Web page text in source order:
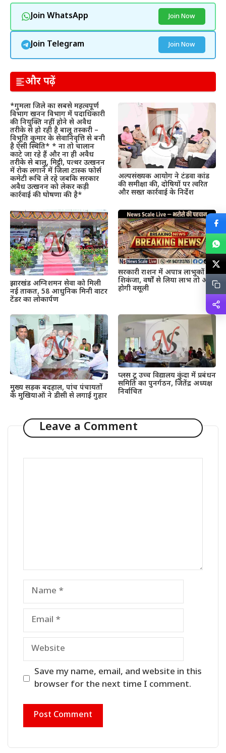
Join WhatsApp Join Now
Join Telegram Join Now
और पढ़ें
*गुमला जिले का सबसे महत्वपूर्ण
विभाग खनन विभाग में पदाधिकारी
की नियुक्ति नहीं होने से अवैध
तरीके से हो रही है बालू तस्करी –
विभूति कुमार के सेवानिवृत्ति से बनी
है ऐसी स्थिति* * ना तो चालान
काटे जा रहे हैं और ना ही अवैध
तरीके से बालू, मिट्टी, पत्थर उत्खनन
में रोक लगाने में जिला टास्क फोर्स
कमेटी रूचि ले रहे जबकि सरकार
अवैध उत्खनन को लेकर कड़ी
कार्रवाई की घोषणा की है*
अल्पसंख्यक आयोग ने टंडवा कांड
की समीक्षा की, दोषियों पर त्वरित
और सख्त कार्रवाई के निर्देश
झारखंड अग्निशमन सेवा को मिली
नई ताकत, 58 आधुनिक मिनी वाटर
टेंडर का लोकार्पण
सरकारी राशन में अपात्र लाभुकों पर
शिकंजा, वर्षों से लिया लाभ तो अब
होगी वसूली
मुख्य सड़क बदहाल, पांच पंचायतों
के मुखियाओं ने डीसी से लगाई गुहार
प्लस टू उच्च विद्यालय कुंदा में प्रबंधन
समिति का पुनर्गठन, जितेंद्र अध्यक्ष
निर्वाचित
Leave a Comment
Name
Email
Website
Save my name, email, and website in this
browser for the next time I comment.